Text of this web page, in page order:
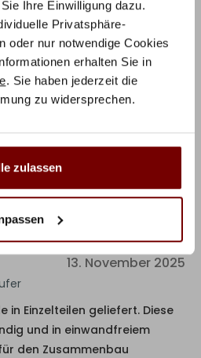
Ihre Einwilligung dazu.
Privatsphäre-
oder nur notwendige Cookies
erhalten Sie in
. Sie haben jederzeit die
zu widersprechen.
zulassen
100%
0%
0%
13. November 2025
in Einzelteilen geliefert. Diese
und in einwandfreiem
den Zusammenbau